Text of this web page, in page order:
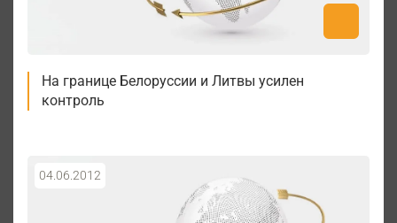
На границе Белоруссии и Литвы усилен
контроль
04.06.2012